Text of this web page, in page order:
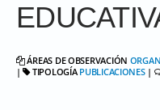
ÁREAS DE OBSERVACIÓN
| TIPOLOGÍAPUBLICACIONES|